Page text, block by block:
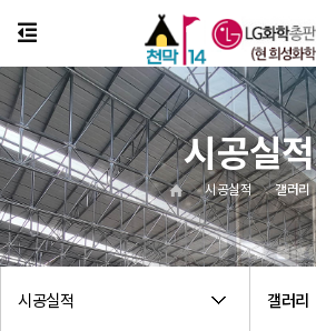
시공실적 갤러리
시공실적 갤러리
시공실적